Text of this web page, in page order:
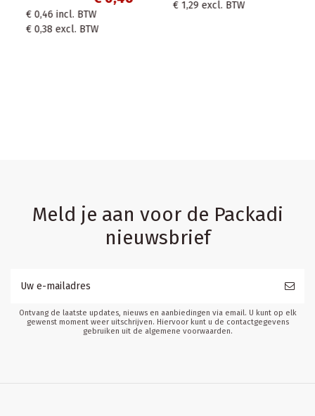
Kraft karton 15cm
Meld je aan voor de Packadi
nieuwsbrief
Ontvang de laatste updates, nieuws en aanbiedingen via email. U kunt op elk
gewenst moment weer uitschrijven. Hiervoor kunt u de contactgegevens
gebruiken uit de algemene voorwaarden.